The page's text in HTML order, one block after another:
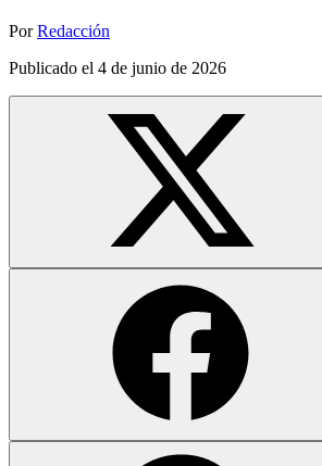
Por Redacción
Publicado el 4 de junio de 2026